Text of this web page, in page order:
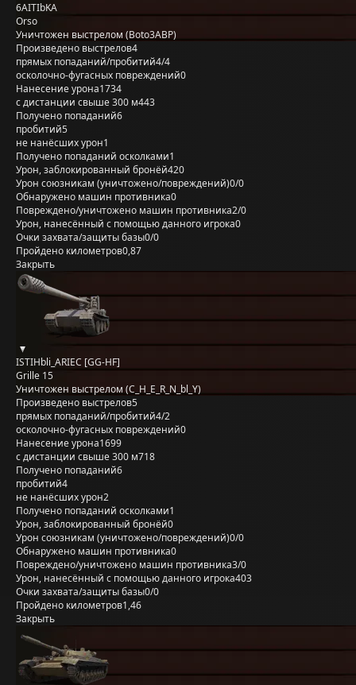
6AITIbKA
Orso
Уничтожен выстрелом (Boto3ABP)
Произведено выстрелов4
прямых попаданий/пробитий4/4
осколочно-фугасных повреждений0
Нанесение урона1734
с дистанции свыше 300 м443
Получено попаданий6
пробитий5
не нанёсших урон1
Получено попаданий осколками1
Урон, заблокированный бронёй420
Урон союзникам (уничтожено/повреждений)0/0
Обнаружено машин противника0
Повреждено/уничтожено машин противника2/0
Урон, нанесённый с помощью данного игрока0
Очки захвата/защиты базы0/0
Пройдено километров0,87
Закрыть
ISTIHbli_ARIEC [GG-HF]
Grille 15
Уничтожен выстрелом (C_H_E_R_N_bl_Y)
Произведено выстрелов5
прямых попаданий/пробитий4/2
осколочно-фугасных повреждений0
Нанесение урона1699
с дистанции свыше 300 м718
Получено попаданий6
пробитий4
не нанёсших урон2
Получено попаданий осколками1
Урон, заблокированный бронёй0
Урон союзникам (уничтожено/повреждений)0/0
Обнаружено машин противника0
Повреждено/уничтожено машин противника3/0
Урон, нанесённый с помощью данного игрока403
Очки захвата/защиты базы0/0
Пройдено километров1,46
Закрыть